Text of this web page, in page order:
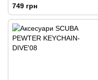
TURTLE'09
749 грн